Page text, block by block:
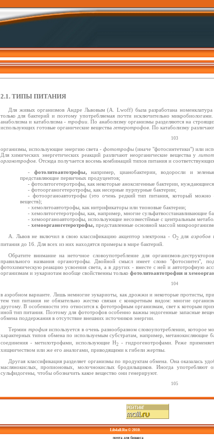
2.1. ТИПЫ ПИТАНИЯ
Для живых организмов Андре Львовым (A. Lwoff) была разработана
только для бактерий и поэтому употребляемая почти исключительно
анаболизма и катаболизма - трофии. По анаболизму организмы разделяются на
использующих готовые органические вещества гетеротрофов. По катаболизму
103
организмы, использующие энергию света - фототрофы(иначе "фотосинтетики") или
Для химических энергетических реакций различают неорганические вещества у
органотрофов. Отсюда получается восемь комбинаций типов питания и
- фотолитоавтотрофы, например, цианобактерии, водоросли и
представляющие первичных продуцентов;
- фотолитогетеротрофы, как некоторые аноксигенные бактерии,
- фотоорганогетеротрофы, как несерные пурпурные бактерии;
- фотоорганоавтотрофы (это очень редкий тип питания, который можно
веществ);
- хемолитоавтотрофы, как нитрификаторы или тионовые бактерии;
- хемолитогетеротрофы, как, например, многие сульфатвосстанавливающие
- хемоорганоавтотрофы, использующие несозместймые с центральным
- хемоорганогетеротрофы, представленные основной массой
А. Львов не включил в свою классификацию акцептор электрона - O2 дляаэробов
питания до 16. Для всех из них находятся примеры в мире бактерий.
Обратите внимание на неточное словоупотребление для организмов-
правильного названия органотрофы. Двойной смысл имеет слово "фотосинтез",
фотохимическую реакцию усвоения света, а в других - вместе с ней и автотрофную
организмам и эукариотам вообще свойственны только фотолитоавтотрофия и
104
в аэробном варианте. Лишь немногие эукариоты, как дрожжи и некоторые протисты,
тем тип питания не обязательно жестко связан с конкретным видом: многие
другому. В особенности это относится к фототрофным организмам, свет к которым
иной тип питания. Поэтому для фототрофов особенно важны эндогенные запасные
обмена поддержания в отсутствие внешних источников энергии.
Термин трофияиспользуется в очень разнообразном словоупотреблении, которое
характерных типов обмена по используемым субстратам, например, метанокисляющие
соединения - метилотрофами, использующие Н2 - гидрогенотрофами. Реже
хищничеством или же его аналогами, приводящими к гибели жертвы.
Другая классификация разделяет организмы по продуктам обмена. Она оказалась
маслянокислых, пропионовых, молочнокислых бродилыциков. Иногда употребляют
сульфидогены, чтобы обозначить какое вещество они генерируют.
105
Lib4all.Ru © 2010.
почта для бизнесаTendence.ru